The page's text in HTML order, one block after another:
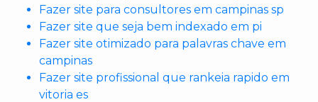
Fazer site para consultores em campinas sp
Fazer site que seja bem indexado em pi
Fazer site otimizado para palavras chave em
campinas
Fazer site profissional que rankeia rapido em
vitoria es